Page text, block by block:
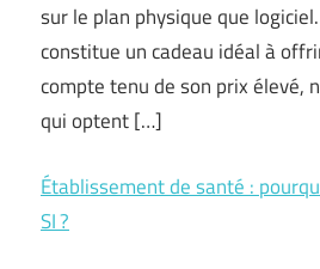
sur le plan physique que
constitue un cadeau idéal à
compte tenu de son prix élevé,
qui optent […]
Établissement de santé :
SI ?